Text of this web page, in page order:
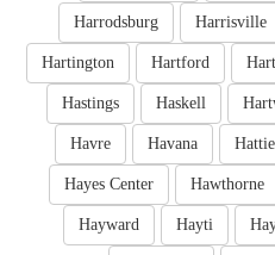
Harrisville
Harrodsburg
Hartford
Hartington
Haskell
Hastings
Havana
Havre
Hawthorne
Hayes Center
Hayti
Hayward